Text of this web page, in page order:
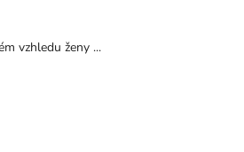
vzhledu ženy ...